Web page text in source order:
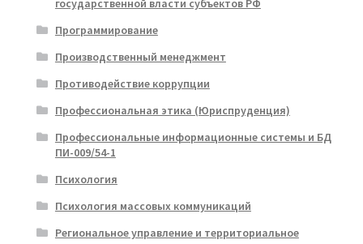
государственной власти субъектов РФ
Программирование
Производственный менеджмент
Противодействие коррупции
Профессиональная этика (Юриспруденция)
Профессиональные информационные системы и БД
ПИ-009/54-1
Психология
Психология массовых коммуникаций
Региональное управление и территориальное